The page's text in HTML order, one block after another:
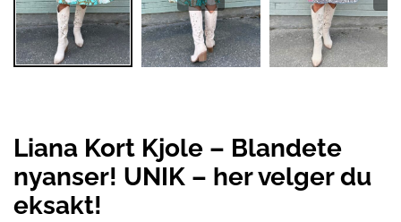
Liana Kort Kjole – Blandete
nyanser! UNIK – her velger du
eksakt!